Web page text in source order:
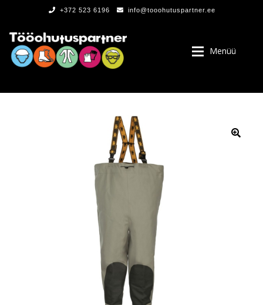
+372 523 6196 info@tooohutuspartner.ee
Menüü